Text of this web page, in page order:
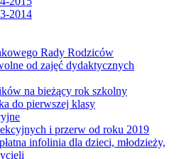
2014
Rady Rodziców
od zajęć dydaktycznych
na bieżący rok szkolny
do pierwszej klasy
i przerw od roku 2019
infolinia dla dzieci, młodzieży,